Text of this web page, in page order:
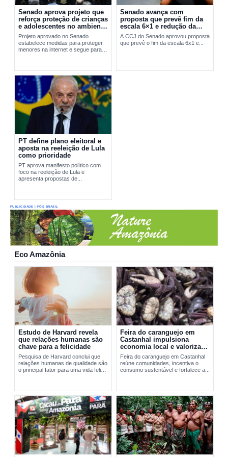
Senado aprova projeto que
reforça proteção de crianças
e adolescentes no ambiente
digital
Projeto aprovado no Senado
estabelece medidas para proteger
menores na internet e segue para
Senado avança com
proposta que prevê fim da
escala 6×1 e redução da
jornada de trabalho
A CCJ do Senado aprovou proposta
que prevê o fim da escala 6x1 e...
PT define plano eleitoral e
aposta na reeleição de Lula
como prioridade
PT aprova manifesto político com
foco na reeleição de Lula e
apresenta propostas de...
PUBLICIDADE | PÓS BRASIL
Eco Amazônia
Estudo de Harvard revela
que relações humanas são
chave para a felicidade
Pesquisa de Harvard conclui que
relações humanas de qualidade são
o principal fator para uma vida feliz
Feira do caranguejo em
Castanhal impulsiona
economia local e valoriza
manejo sustentável
Feira do caranguejo em Castanhal
reúne comunidades, incentiva o
consumo sustentável e fortalece a...